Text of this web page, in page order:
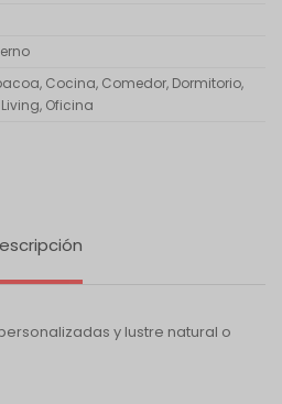
Cocina, Comedor, Dormitorio,
Living, Oficina
y lustre natural o